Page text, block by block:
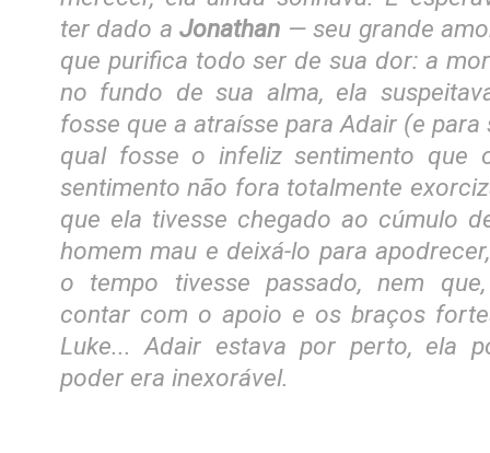
ter dado aJonathan — seu grande
que purifica todo ser de sua dor: a
no fundo de sua alma, ela
fosse que a atraísse para Adair (e
qual fosse o infeliz sentimento que
sentimento não fora totalmente
que ela tivesse chegado ao cúmulo
homem mau e deixá-lo para
o tempo tivesse passado, nem
contar com o apoio e os braços
Luke... Adair estava por perto, ela
poder era inexorável.